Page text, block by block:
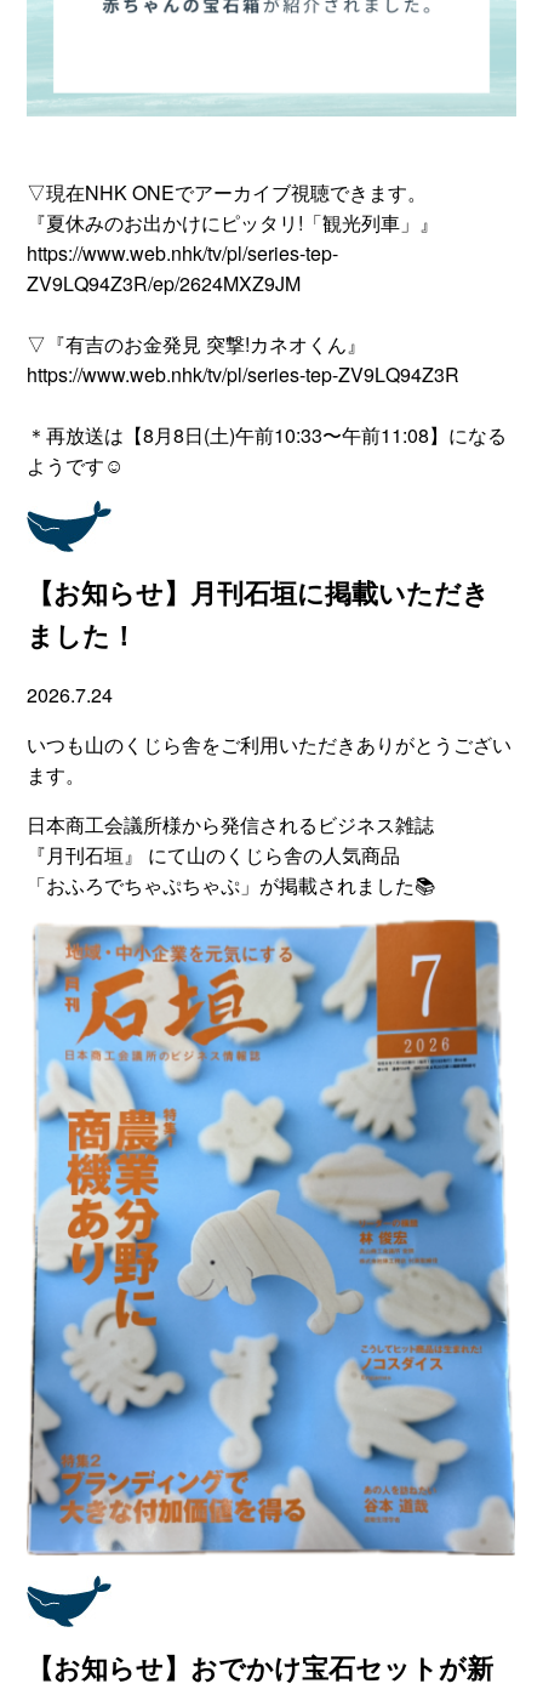
▽現在NHK ONEでアーカイブ視聴できます。
『夏休みのお出かけにピッタリ!「観光列車」』
https://www.web.nhk/tv/pl/series-tep-
ZV9LQ94Z3R/ep/2624MXZ9JM
▽『有吉のお金発見 突撃!カネオくん』
https://www.web.nhk/tv/pl/series-tep-ZV9LQ94Z3R
＊再放送は【8月8日(土)午前10:33〜午前11:08】になる
ようです☺
【お知らせ】月刊石垣に掲載いただき
ました！
2026.7.24
いつも山のくじら舎をご利用いただきありがとうござい
ます。
日本商工会議所様から発信されるビジネス雑誌
『月刊石垣』 にて山のくじら舎の人気商品
「おふろでちゃぷちゃぷ」が掲載されました📚
【お知らせ】おでかけ宝石セットが新